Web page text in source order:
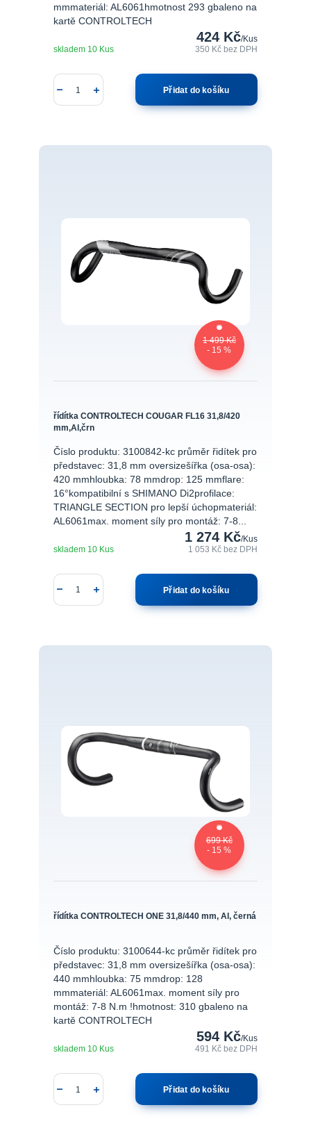
mmmateriál: AL6061hmotnost 293 gbaleno na
kartě CONTROLTECH
424 Kč/Kus
350 Kč bez DPH
skladem 10 Kus
Přidat do košíku
1 499 Kč
- 15 %
řídítka CONTROLTECH COUGAR FL16 31,8/420
mm,Al,črn
Číslo produktu: 3100842-kc průměr řidítek pro
představec: 31,8 mm oversizešířka (osa-osa):
420 mmhloubka: 78 mmdrop: 125 mmflare:
16°kompatibilní s SHIMANO Di2profilace:
TRIANGLE SECTION pro lepší úchopmateriál:
AL6061max. moment síly pro montáž: 7-8...
1 274 Kč/Kus
1 053 Kčbez DPH
skladem 10 Kus
Přidat do košíku
699 Kč
- 15 %
řídítka CONTROLTECH ONE 31,8/440 mm, Al, černá
Číslo produktu: 3100644-kc průměr řidítek pro
představec: 31,8 mm oversizešířka (osa-osa):
440 mmhloubka: 75 mmdrop: 128
mmmateriál: AL6061max. moment síly pro
montáž: 7-8 N.m !hmotnost: 310 gbaleno na
kartě CONTROLTECH
594 Kč/Kus
491 Kč bez DPH
skladem 10 Kus
Přidat do košíku